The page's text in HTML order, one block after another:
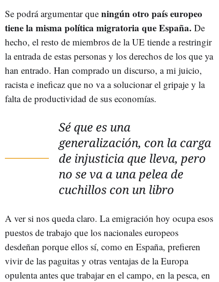
Se podrá argumentar que ningún otro país europeo
tiene la misma política migratoria que España. De
hecho, el resto de miembros de la UE tiende a restringir
la entrada de estas personas y los derechos de los que ya
han entrado. Han comprado un discurso, a mi juicio,
racista e ineficaz que no va a solucionar el gripaje y la
falta de productividad de sus economías.
Sé que es una
generalización, con la carga
de injusticia que lleva, pero
no se va a una pelea de
cuchillos con un libro
A ver si nos queda claro. La emigración hoy ocupa esos
puestos de trabajo que los nacionales europeos
desdeñan porque ellos sí, como en España, prefieren
vivir de las paguitas y otras ventajas de la Europa
opulenta antes que trabajar en el campo, en la pesca, en